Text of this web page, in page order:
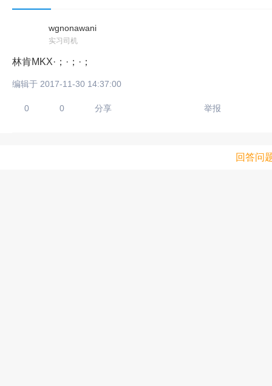
wgnonawani
实习司机
林肯MKX·；·；·；
编辑于 2017-11-30 14:37:00
0 0 分享 举报
回答问